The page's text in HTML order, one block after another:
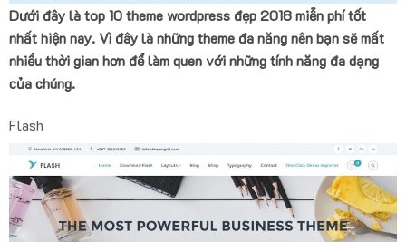
Dưới đây là top 10 theme wordpress đẹp 2018 miễn phí tốt
nhất hiện nay. Vì đây là những theme đa năng nên bạn sẽ mất
nhiều thời gian hơn để làm quen với những tính năng đa dạng
của chúng.
Flash